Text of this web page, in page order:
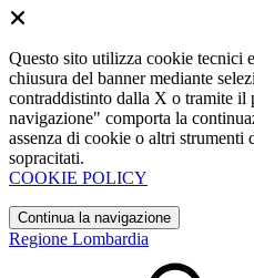
Questo sito utilizza cookie tecnici
chiusura del banner mediante
contraddistinto dalla X o tramite il
navigazione" comporta la
assenza di cookie o altri strumenti
sopracitati.
COOKIE POLICY
Continua la navigazione
Regione Lombardia